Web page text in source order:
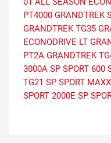
PT4000 GRANDTREK
GRANDTREK TG35
ECONODRIVE LT
PT2A GRANDTREK
3000A SP SPORT 600
TG21 SP SPORT
SPORT 2000E SP